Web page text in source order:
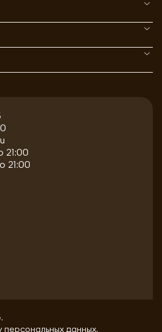
21:00
21:00
данных.